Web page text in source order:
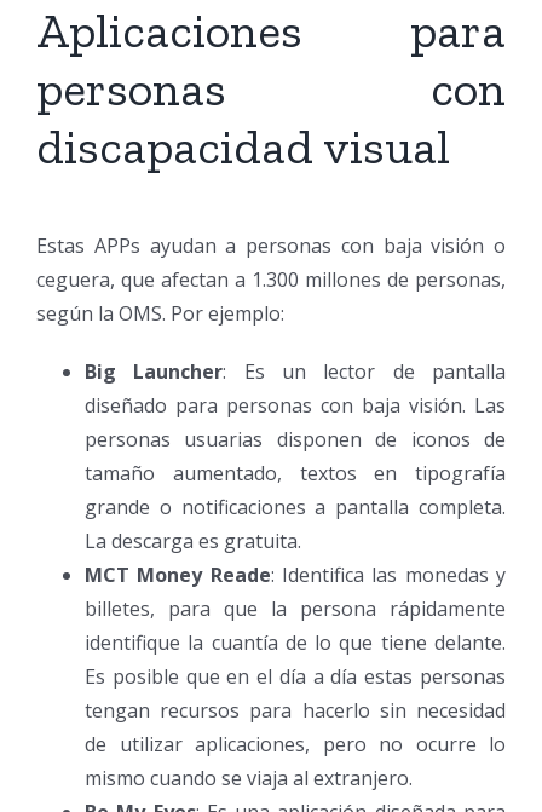
Aplicaciones para
personas con
discapacidad visual
Estas APPs ayudan a personas con baja visión o
ceguera, que afectan a 1.300 millones de personas,
según la OMS. Por ejemplo:
Big Launcher: Es un lector de pantalla
diseñado para personas con baja visión. Las
personas usuarias disponen de iconos de
tamaño aumentado, textos en tipografía
grande o notificaciones a pantalla completa.
La descarga es gratuita.
MCT Money Reade: Identifica las monedas y
billetes, para que la persona rápidamente
identifique la cuantía de lo que tiene delante.
Es posible que en el día a día estas personas
tengan recursos para hacerlo sin necesidad
de utilizar aplicaciones, pero no ocurre lo
mismo cuando se viaja al extranjero.